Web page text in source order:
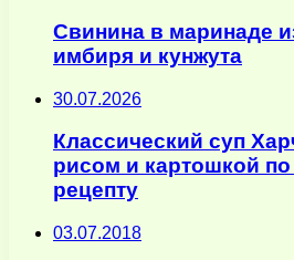
Свинина в маринаде
имбиря и кунжута
30.07.2026
Классический суп
рисом и картошкой
рецепту
03.07.2018